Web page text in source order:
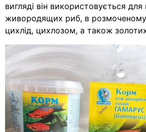
вигляді він використовується для
живородящих риб, в розмоченому
цихлід, цихлозом, а також